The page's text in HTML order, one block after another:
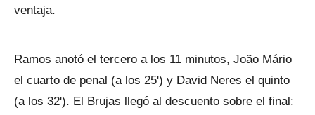
ventaja.
Ramos anotó el tercero a los 11 minutos, João Mário
el cuarto de penal (a los 25') y David Neres el quinto
(a los 32'). El Brujas llegó al descuento sobre el final: